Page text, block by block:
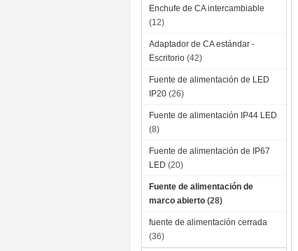
Enchufe de CA intercambiable
(12)
Adaptador de CA estándar -
Escritorio (42)
Fuente de alimentación de LED
IP20 (26)
Fuente de alimentación IP44 LED
(8)
Fuente de alimentación de IP67
LED (20)
Fuente de alimentación de
marco abierto (28)
fuente de alimentación cerrada
(36)